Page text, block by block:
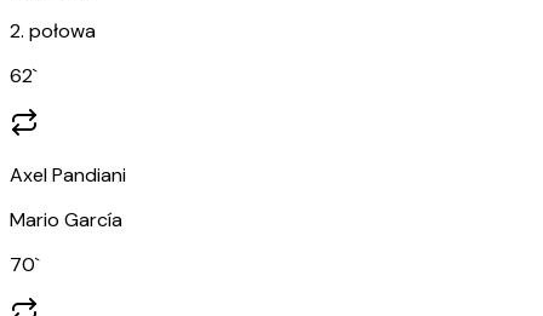
2. połowa
62`
Axel Pandiani
Mario García
70`